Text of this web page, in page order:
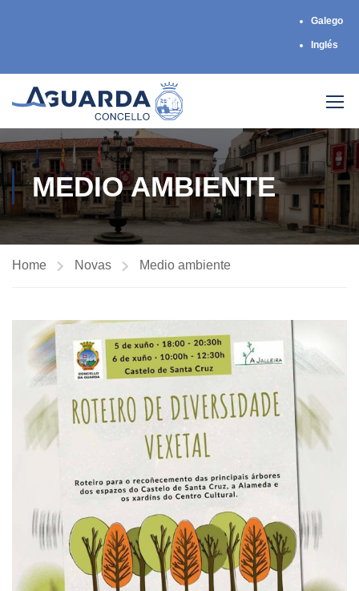
Galego
Inglés
MEDIO AMBIENTE
Home Novas Medio ambiente